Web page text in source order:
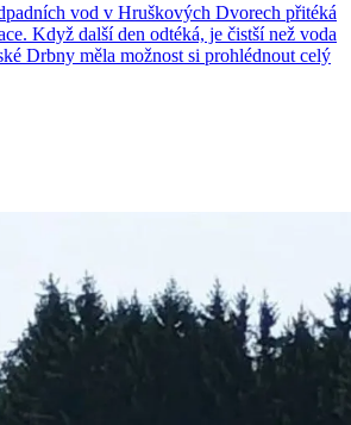
vod v Hruškových Dvorech přitéká
Když další den odtéká, je čistší než voda
Drbny měla možnost si prohlédnout celý